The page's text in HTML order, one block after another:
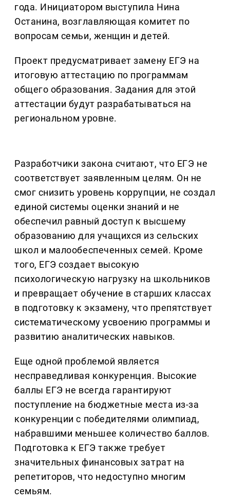
года. Инициатором выступила Нина
Останина, возглавляющая комитет по
вопросам семьи, женщин и детей.
Проект предусматривает замену ЕГЭ на
итоговую аттестацию по программам
общего образования. Задания для этой
аттестации будут разрабатываться на
региональном уровне.
Разработчики закона считают, что ЕГЭ не
соответствует заявленным целям. Он не
смог снизить уровень коррупции, не создал
единой системы оценки знаний и не
обеспечил равный доступ к высшему
образованию для учащихся из сельских
школ и малообеспеченных семей. Кроме
того, ЕГЭ создает высокую
психологическую нагрузку на школьников
и превращает обучение в старших классах
в подготовку к экзамену, что препятствует
систематическому усвоению программы и
развитию аналитических навыков.
Еще одной проблемой является
несправедливая конкуренция. Высокие
баллы ЕГЭ не всегда гарантируют
поступление на бюджетные места из-за
конкуренции с победителями олимпиад,
набравшими меньшее количество баллов.
Подготовка к ЕГЭ также требует
значительных финансовых затрат на
репетиторов, что недоступно многим
семьям.